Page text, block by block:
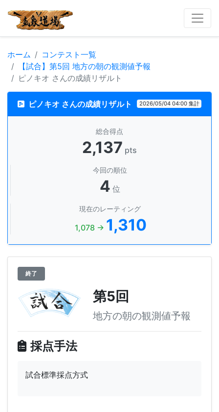
ホーム
コンテスト一覧
【試合】第5回 地方の朝の観測値予報
ピノキオ さんの成績リザルト
ピノキオ さんの成績リザルト 2026/05/04 04:00 集計
総合得点
2,137 pts
今回の順位
4 位
現在のレーティング
1,078 → 1,310
終了
第5回
地方の朝の観測値予報
採点手法
試合標準採点方式